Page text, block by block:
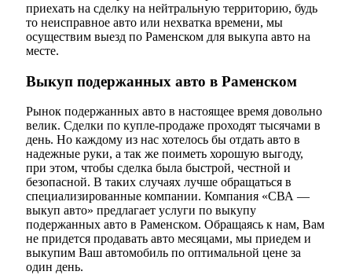
приехать на сделку на нейтральную территорию, будь
то неисправное авто или нехватка времени, мы
осуществим выезд по Раменском для выкупа авто на
месте.
Выкуп подержанных авто в Раменском
Рынок подержанных авто в настоящее время довольно
велик. Сделки по купле-продаже проходят тысячами в
день. Но каждому из нас хотелось бы отдать авто в
надежные руки, а так же поиметь хорошую выгоду,
при этом, чтобы сделка была быстрой, честной и
безопасной. В таких случаях лучше обращаться в
специализированные компании. Компания «СВА —
выкуп авто» предлагает услуги по выкупу
подержанных авто в Раменском. Обращаясь к нам, Вам
не придется продавать авто месяцами, мы приедем и
выкупим Ваш автомобиль по оптимальной цене за
один день.